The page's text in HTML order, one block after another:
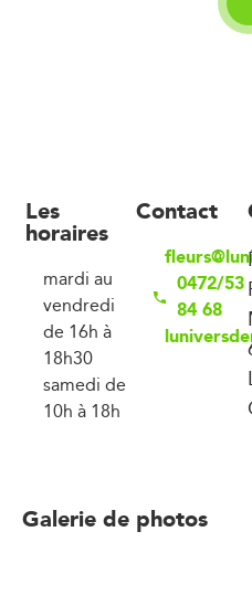
Les
horaires
mardi au
vendredi
de 16h à
18h30
samedi de
10h à 18h
Contact
0472/53
84 68
Galerie de photos